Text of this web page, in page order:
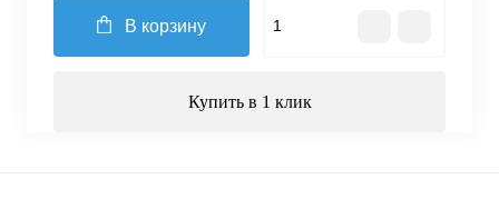
В корзину
Купить в 1 клик